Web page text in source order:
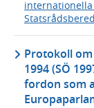
Protokoll
1994 (SÖ
fordon som